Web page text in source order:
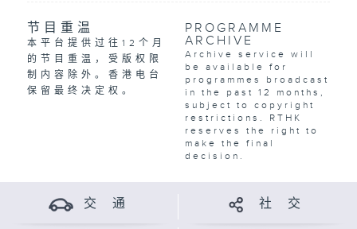
节目重温
本平台提供过往12个月
的节目重温，受版权限
制内容除外。香港电台
保留最终决定权。
PROGRAMME
ARCHIVE
Archive service will
be available for
programmes broadcast
in the past 12 months,
subject to copyright
restrictions. RTHK
reserves the right to
make the final
decision.
交 通 社 交